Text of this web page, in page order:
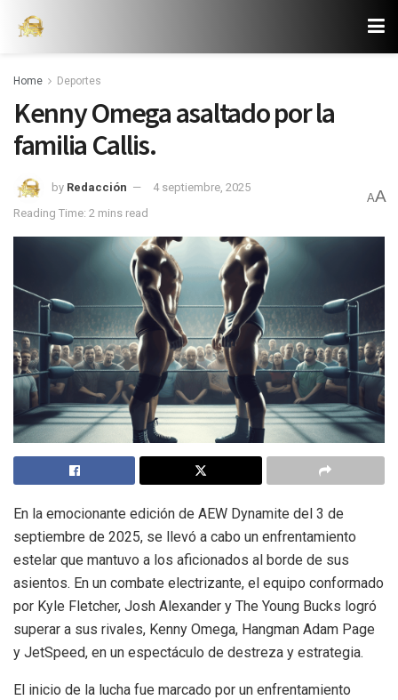
Home Deportes
Kenny Omega asaltado por la
familia Callis.
by Redacción
4 septiembre, 2025
Reading Time: 2 mins read
AA
En la emocionante edición de AEW Dynamite del 3 de
septiembre de 2025, se llevó a cabo un enfrentamiento
estelar que mantuvo a los aficionados al borde de sus
asientos. En un combate electrizante, el equipo conformado
por Kyle Fletcher, Josh Alexander y The Young Bucks logró
superar a sus rivales, Kenny Omega, Hangman Adam Page
y JetSpeed, en un espectáculo de destreza y estrategia.
El inicio de la lucha fue marcado por un enfrentamiento